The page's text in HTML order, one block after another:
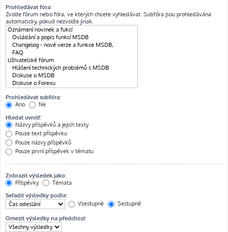
Prohledávat fóra:
Zvolte fórum nebo fóra, ve kterých chcete vyhledávat. Subfóra jsou prohledávána
automaticky, pokud nezvolíte jinak.
Prohledávat subfóra:
Ano
Ne
Hledat uvnitř:
Názvy příspěvků a jejich texty
Pouze text příspěvku
Pouze názvy příspěvků
Pouze první příspěvek v tématu
Zobrazit výsledek jako:
Příspěvky
Témata
Seřadit výsledky podle:
Vzestupně
Sestupně
Omezit výsledky na předchozí: